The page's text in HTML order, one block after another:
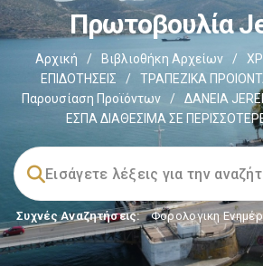
Πρωτοβουλία
Αρχική / Βιβλιοθήκη Αρχείων /
ΕΠΙΔΟΤΗΣΕΙΣ
/ ΤΡΑΠΕΖΙΚΑ
Παρουσίαση Προϊόντων
/
ΔΑΝΕΙΑ
ΕΣΠΑ ΔΙΑΘΕΣΙΜΑ ΣΕ
Συχνές Αναζητήσεις: Φορολογικη